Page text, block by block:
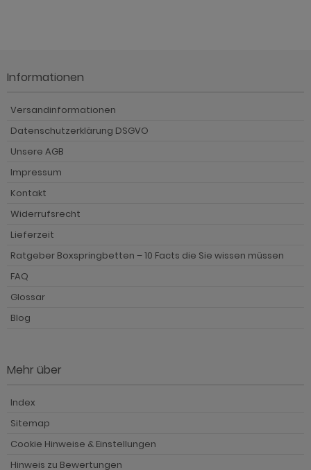
Informationen
Versandinformationen
Datenschutzerklärung DSGVO
Unsere AGB
Impressum
Kontakt
Widerrufsrecht
Lieferzeit
Ratgeber Boxspringbetten – 10 Facts die Sie wissen müssen
FAQ
Glossar
Blog
Mehr über
Index
Sitemap
Cookie Hinweise & Einstellungen
Hinweis zu Bewertungen